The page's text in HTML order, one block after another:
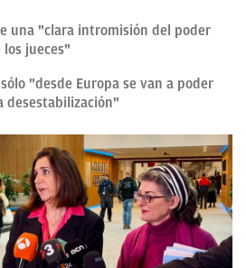
una "clara intromisión del poder
jueces"
"desde Europa se van a poder
desestabilización"